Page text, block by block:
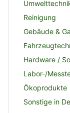
Reinigung
Gebäude &
Hardware /
Labor-/
Ökoprodukte
Sonstige in